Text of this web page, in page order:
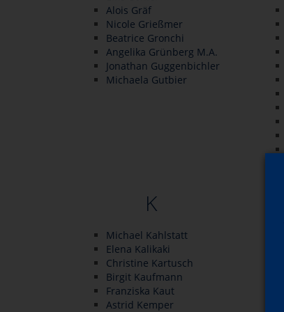
Alois Gräf
Nicole Grießmer
Beatrice Gronchi
Angelika Grünberg M.A.
Jonathan Guggenbichler
Michaela Gutbier
K
Michael Kahlstatt
Elena Kalikaki
Christine Kartusch
Birgit Kaufmann
Franziska Kaut
Astrid Kemper